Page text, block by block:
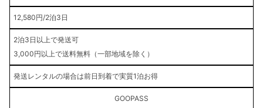
12,580円/2泊3日
2泊3日以上で発送可
3,000円以上で送料無料（一部地域を除く）
発送レンタルの場合は前日到着で実質1泊お得
GOOPASS